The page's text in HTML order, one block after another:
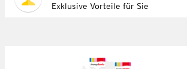
Exklusive Vorteile für Sie